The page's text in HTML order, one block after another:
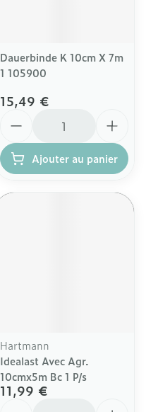
Dauerbinde K 10cm X 7m
1 105900
15,49 €
Ajouter au panier
Hartmann
Idealast Avec Agr.
10cmx5m Bc 1 P/s
11,99 €